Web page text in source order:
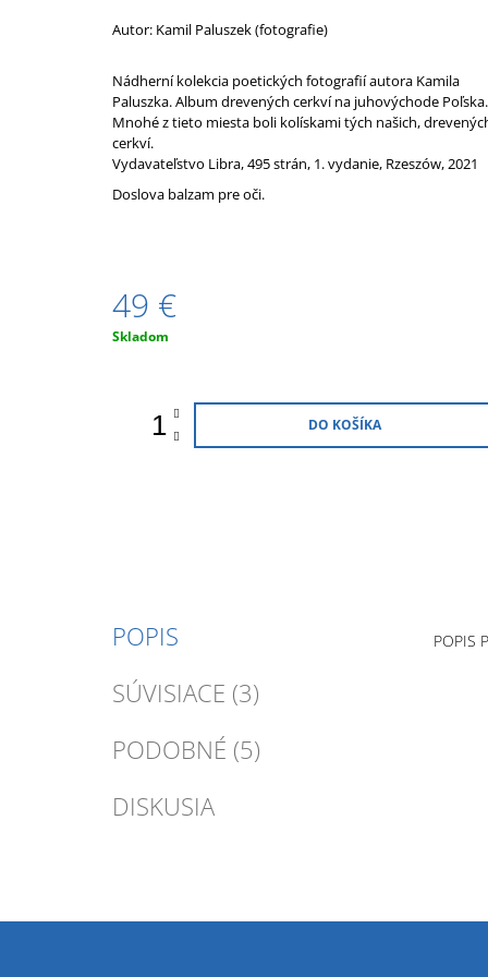
Autor: Kamil Paluszek (fotografie)
Nádherní kolekcia poetických fotografií autora Kamila
Paluszka. Album drevených cerkví na juhovýchode Poľska.
Mnohé z tieto miesta boli kolískami tých našich,
cerkví.
Vydavateľstvo Libra, 495 strán, 1. vydanie, Rzeszów, 2021
Doslova balzam pre oči.
49 €
Jednotková
Skladom
DO KOŠÍKA
POPIS
SÚVISIACE (3)
PODOBNÉ (5)
DISKUSIA
POPIS
49 €